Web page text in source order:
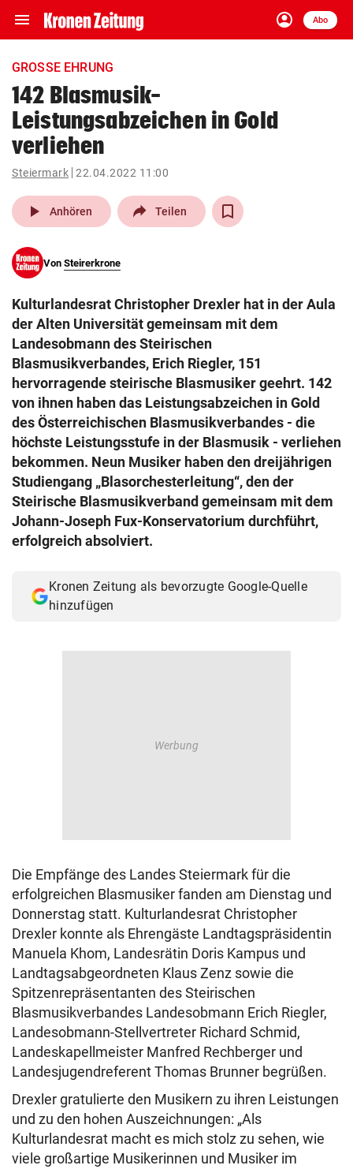
menu Navigation
ein-/ausklappen
account_circle
Anmelden
Abo
close Schließen
account_circle Anmelden
arrow_right
pin_drop
Wien
bookmark Merkliste
search
Suchbegriff
© Krone Multimedia GmbH & Co KG 2026
Muthgasse 2, 1190 Wien
GROSSE EHRUNG
142 Blasmusik-
Leistungsabzeichen in Gold
verliehen
Steiermark 22.04.2022 11:00
play_arrow Anhören Teilen
Von Steirerkrone
Kulturlandesrat Christopher Drexler hat in der Aula
der Alten Universität gemeinsam mit dem
Landesobmann des Steirischen
Blasmusikverbandes, Erich Riegler, 151
hervorragende steirische Blasmusiker geehrt. 142
von ihnen haben das Leistungsabzeichen in Gold
des Österreichischen Blasmusikverbandes - die
höchste Leistungsstufe in der Blasmusik - verliehen
bekommen. Neun Musiker haben den dreijährigen
Studiengang „Blasorchesterleitung“, den der
Steirische Blasmusikverband gemeinsam mit dem
Johann-Joseph Fux-Konservatorium durchführt,
erfolgreich absolviert.
Kronen Zeitung als bevorzugte Google-Quelle
hinzufügen
Die Empfänge des Landes Steiermark für die
erfolgreichen Blasmusiker fanden am Dienstag und
Donnerstag statt. Kulturlandesrat Christopher
Drexler konnte als Ehrengäste Landtagspräsidentin
Manuela Khom, Landesrätin Doris Kampus und
Landtagsabgeordneten Klaus Zenz sowie die
Spitzenrepräsentanten des Steirischen
Blasmusikverbandes Landesobmann Erich Riegler,
Landesobmann-Stellvertreter Richard Schmid,
Landeskapellmeister Manfred Rechberger und
Landesjugendreferent Thomas Brunner begrüßen.
Drexler gratulierte den Musikern zu ihren Leistungen
und zu den hohen Auszeichnungen: „Als
Kulturlandesrat macht es mich stolz zu sehen, wie
viele großartige Musikerinnen und Musiker im